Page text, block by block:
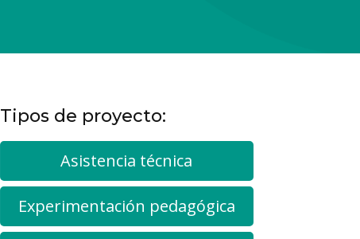
Tipos de proyecto:
Asistencia técnica
Experimentación pedagógica